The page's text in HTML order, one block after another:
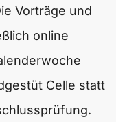
Vorträge und
online
Celle statt